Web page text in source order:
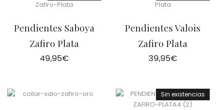
Pendientes Saboya
Zafiro Plata
49,95€
Pendientes Valois
Zafiro Plata
39,95€
Sin existencias